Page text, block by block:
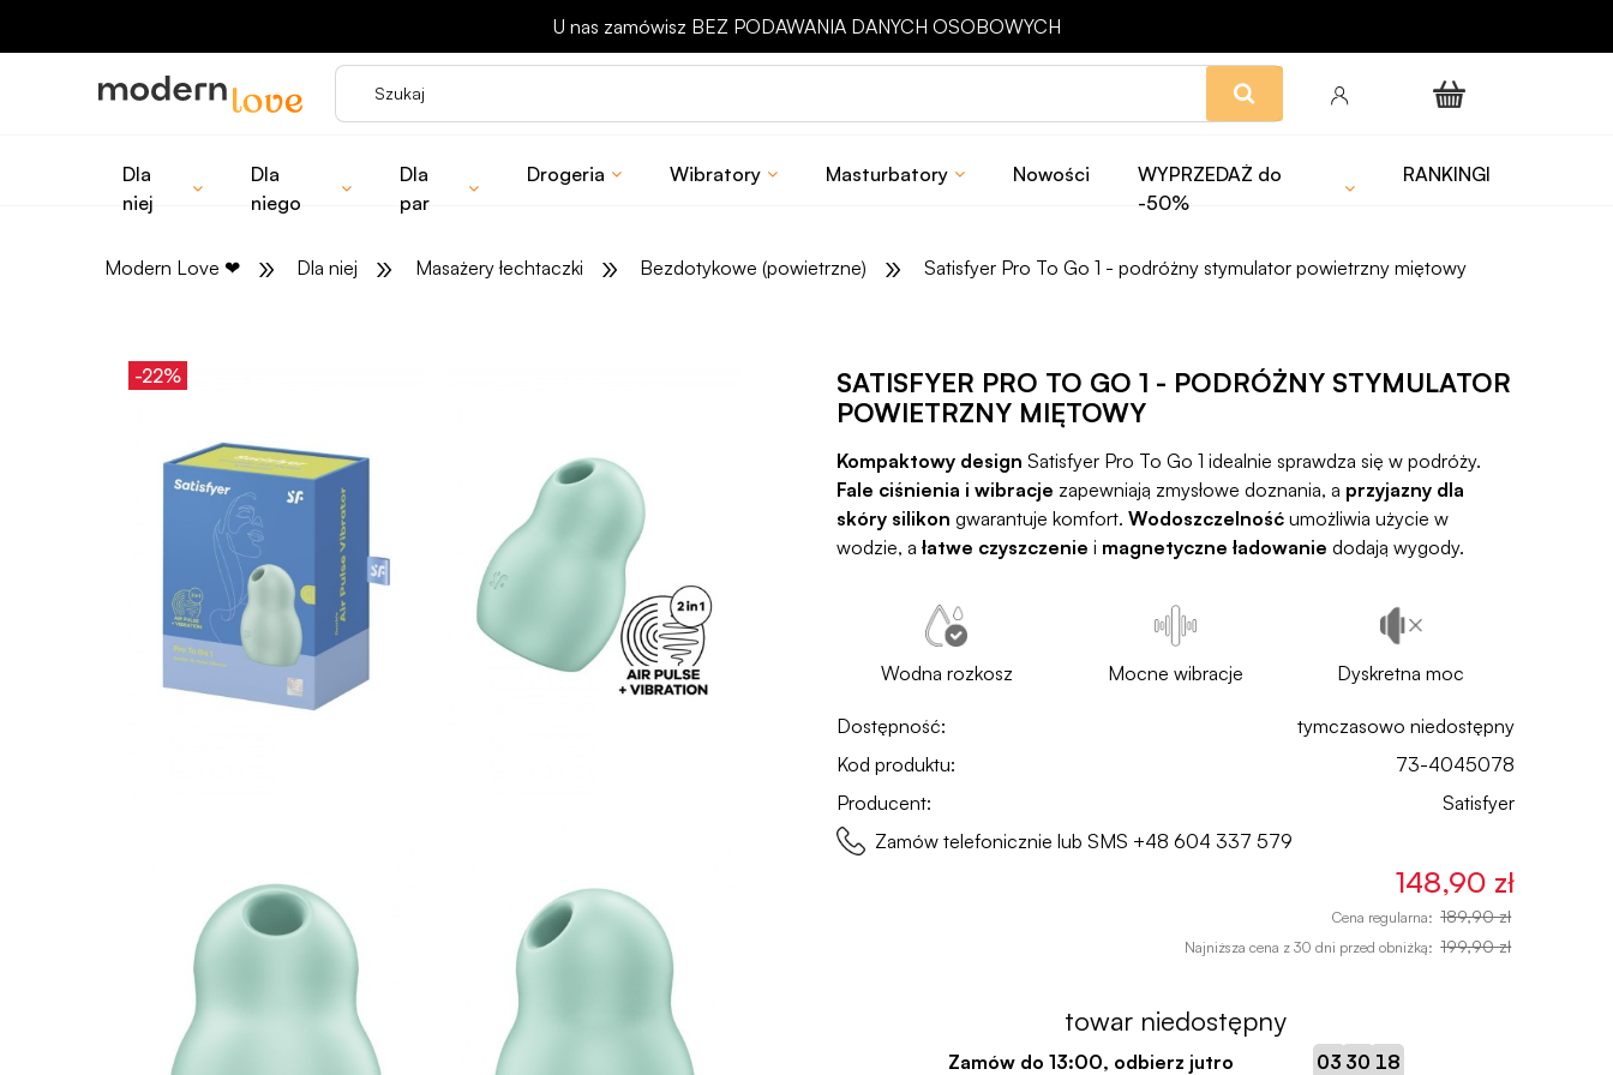
Odbierz rabat 15 zł na pierwsze zakupy
Dla
niej
Dla
niego
Dla
par
Drogeria Wibratory Masturbatory Nowości
WYPRZEDAŻ do
-50%
RANKINGI
Modern Love ❤ » Dla niej » Masażery łechtaczki » Bezdotykowe (powietrzne) » Satisfyer Pro To Go 1 - podróżny stymulator powietrzny miętowy
-22%
SATISFYER PRO TO GO 1 - PODRÓŻNY STYMULATOR
POWIETRZNY MIĘTOWY
Kompaktowy design Satisfyer Pro To Go 1 idealnie sprawdza się w podróży.
Fale ciśnienia i wibracje zapewniają zmysłowe doznania, a przyjazny dla
skóry silikon gwarantuje komfort.Wodoszczelność umożliwia użycie w
wodzie, ałatwe czyszczenie i magnetyczne ładowanie dodają wygody.
Wodna rozkosz Mocne wibracje Dyskretna moc
Dostępność:
tymczasowo niedostępny
Kod produktu:
73-4045078
Producent:
Satisfyer
Zamów telefonicznie lub SMS +48 604 337 579
148,90 zł
Cena regularna: 189,90 zł
Najniższa cena z 30 dni przed obniżką: 199,90 zł
towar niedostępny
Zamów do 13:00, odbierz jutro 03 :30 17